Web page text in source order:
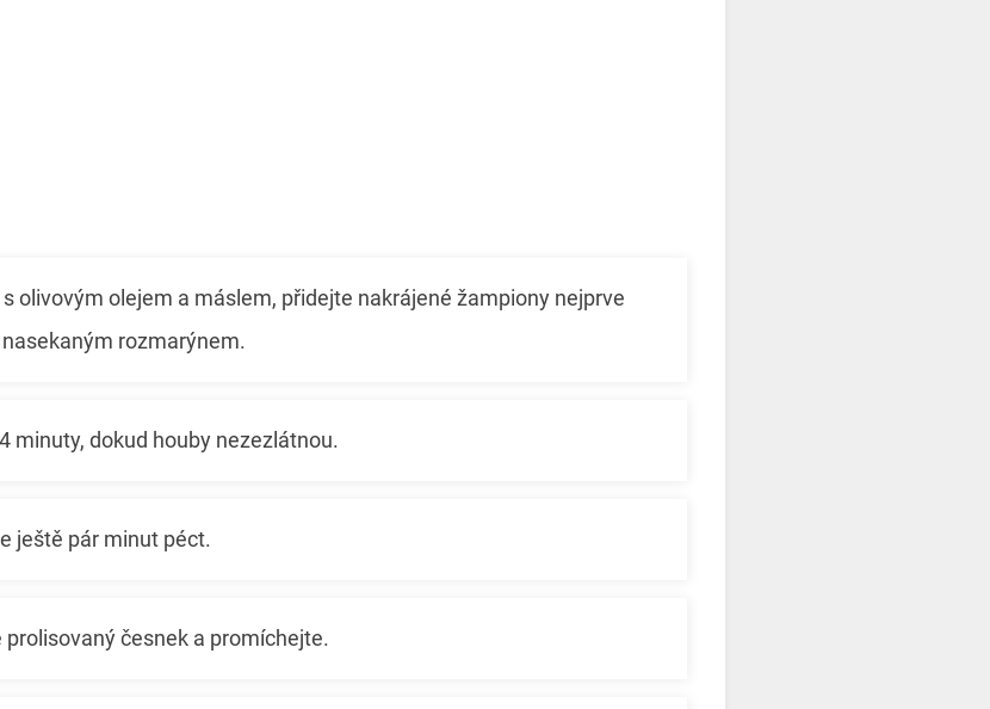
olivovým olejem a máslem, přidejte nakrájené žampiony nejprve
rozmarýnem.
minuty, dokud houby nezezlátnou.
ještě pár minut péct.
česnek a promíchejte.